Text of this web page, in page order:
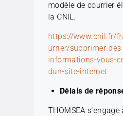
modèle de courrier
la CNIL.
https://www.cnil.fr/
urrier/supprimer-des-
informations-vous-
dun-site-internet
Délais de
THOMSEA